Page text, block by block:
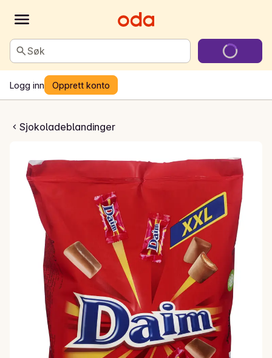
Søk
Logg inn Opprett konto
Sjokoladeblandinger
Mini XXL